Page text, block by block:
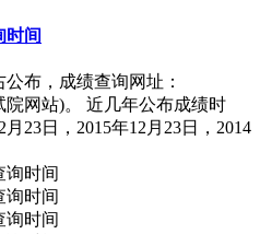
时间
布，成绩查询网址：
院网站)。 近几年公布成绩时
23日，2015年12月23日，2014